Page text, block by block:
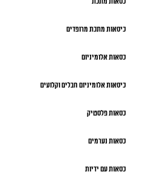
כיסאות מתכת מרופדים
כסאות אלומיניום
כיסאות אלומיניום חבלים וקלועים
כסאות פלסטיק
כסאות נערמים
כסאות עם ידיות